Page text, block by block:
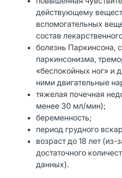
действующему
вспомогательных
состав
болезнь Паркинсона,
паркинсонизма,
«беспокойных ног» и
ними двигательные
тяжелая почечная
менее 30 мл/мин);
беременность;
период грудного
возраст до 18 лет (из-
достаточного
данных).